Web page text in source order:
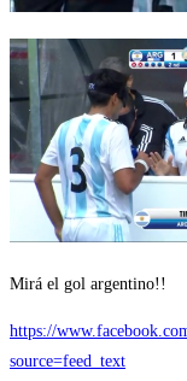
Mirá el gol argentino!!
https://
source=feed_text